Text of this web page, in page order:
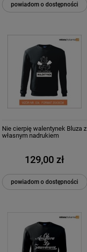
powiadom o dostępności
Nie cierpię walentynek Bluza z
własnym nadrukiem
129,00 zł
powiadom o dostępności